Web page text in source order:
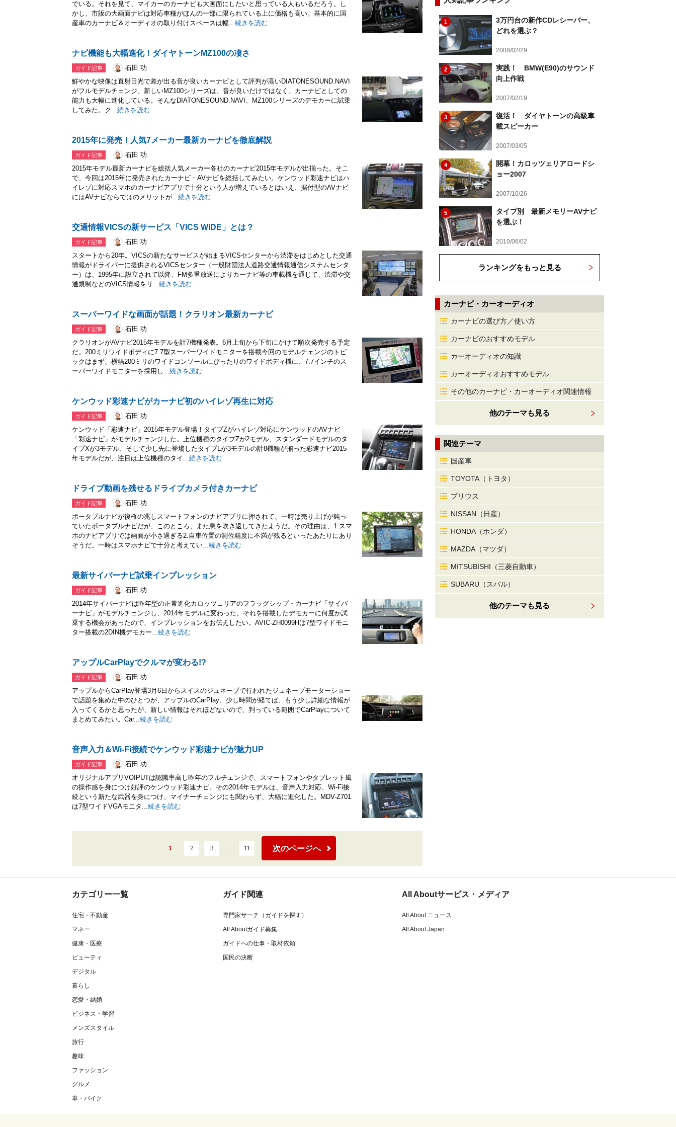
でいる。それを見て、マイカーのカーナビも大画面にしたいと思っている人もいるだろう。し
かし、市販の大画面ナビは対応車種がほんの一部に限られている上に価格も高い。基本的に国
産車のカーナビ＆オーディオの取り付けスペースは幅...続きを読む
ナビ機能も大幅進化！ダイヤトーンMZ100の凄さ
ガイド記事
石田 功
鮮やかな映像は直射日光で差が出る音が良いカーナビとして評判が高いDIATONESOUND.NAVI
がフルモデルチェンジ。新しいMZ100シリーズは、音が良いだけではなく、カーナビとしての
能力も大幅に進化している。そんなDIATONESOUND.NAVI、MZ100シリーズのデモカーに試乗
してみた。ク...続きを読む
2015年に発売！人気7メーカー最新カーナビを徹底解説
ガイド記事
石田 功
2015年モデル最新カーナビを総括人気メーカー各社のカーナビ2015年モデルが出揃った。そこ
で、今回は2015年に発売されたカーナビ・AVナビを総括してみたい。ケンウッド彩速ナビはハ
イレゾに対応スマホのカーナビアプリで十分という人が増えているとはいえ、据付型のAVナビ
にはAVナビならではのメリットが...続きを読む
交通情報VICSの新サービス「VICS WIDE」とは？
ガイド記事
石田 功
スタートから20年。VICSの新たなサービスが始まるVICSセンターから渋滞をはじめとした交通
情報がドライバーに提供されるVICSセンター（一般財団法人道路交通情報通信システムセンタ
ー）は、1995年に設立されて以降、FM多重放送によりカーナビ等の車載機を通じて、渋滞や交
通規制などのVICS情報をリ...続きを読む
スーパーワイドな画面が話題！クラリオン最新カーナビ
ガイド記事
石田 功
クラリオンがAVナビ2015年モデルを計7機種発表。6月上旬から下旬にかけて順次発売する予定
だ。200ミリワイドボディに7.7型スーパーワイドモニターを搭載今回のモデルチェンジのトピ
ックはまず、横幅200ミリのワイドコンソールにぴったりのワイドボディ機に、7.7インチのス
ーパーワイドモニターを採用し...続きを読む
ケンウッド彩速ナビがカーナビ初のハイレゾ再生に対応
ガイド記事
石田 功
ケンウッド「彩速ナビ」2015年モデル登場！タイプZがハイレゾ対応にケンウッドのAVナビ
「彩速ナビ」がモデルチェンジした。上位機種のタイプZが2モデル、スタンダードモデルのタ
イプXが3モデル、そして少し先に登場したタイプLが3モデルの計8機種が揃った彩速ナビ2015
年モデルだが、注目は上位機種のタイ...続きを読む
ドライブ動画を残せるドライブカメラ付きカーナビ
ガイド記事
石田 功
ポータブルナビが復権の兆しスマートフォンのナビアプリに押されて、一時は売り上げが鈍っ
ていたポータブルナビだが、このところ、また息を吹き返してきたようだ。その理由は、1.スマ
ホのナビアプリでは画面が小さ過ぎる2.自車位置の測位精度に不満が残るといったあたりにあり
そうだ。一時はスマホナビで十分と考えてい...続きを読む
最新サイバーナビ試乗インプレッション
ガイド記事
石田 功
2014年サイバーナビは昨年型の正常進化カロッツェリアのフラッグシップ・カーナビ「サイバ
ーナビ」がモデルチェンジし、2014年モデルに変わった。それを搭載したデモカーに何度か試
乗する機会があったので、インプレッションをお伝えしたい。AVIC-ZH0099Hは7型ワイドモニ
ター搭載の2DIN機デモカー...続きを読む
アップルCarPlayでクルマが変わる!?
ガイド記事
石田 功
アップルからCarPlay登場3月6日からスイスのジュネーブで行われたジュネーブモーターショー
で話題を集めた中のひとつが、アップルのCarPlay。少し時間が経てば、もう少し詳細な情報が
入ってくるかと思ったが、新しい情報はそれほどないので、判っている範囲でCarPlayについて
まとめてみたい。Car...続きを読む
音声入力＆Wi-Fi接続でケンウッド彩速ナビが魅力UP
ガイド記事
石田 功
オリジナルアプリVOIPUTは認識率高し昨年のフルチェンジで、スマートフォンやタブレット風
の操作感を身につけ好評のケンウッド彩速ナビ。その2014年モデルは、音声入力対応、Wi-Fi接
続という新たな武器を身につけ、マイナーチェンジにも関わらず、大幅に進化した。MDV-Z701
は7型ワイドVGAモニタ...続きを読む
1 2 3 … 11 次のページへ
1
3万円台の新作CDレシーバー、
どれを選ぶ？
2008/02/29
2
実践！ BMW(E90)のサウンド
向上作戦
2007/02/19
3
復活！ ダイヤトーンの高級車
載スピーカー
2007/03/05
4
開幕！カロッツェリアロードシ
ョー2007
2007/10/26
5
タイプ別 最新メモリーAVナビ
を選ぶ！
2010/06/02
ランキングをもっと見る
カーナビ・カーオーディオ
カーナビの選び方／使い方
カーナビのおすすめモデル
カーオーディオの知識
カーオーディオおすすめモデル
その他のカーナビ・カーオーディオ関連情報
他のテーマも見る
関連テーマ
国産車
TOYOTA（トヨタ）
プリウス
NISSAN（日産）
HONDA（ホンダ）
MAZDA（マツダ）
MITSUBISHI（三菱自動車）
SUBARU（スバル）
他のテーマも見る
カテゴリー一覧
住宅・不動産
マネー
健康・医療
ビューティ
デジタル
暮らし
恋愛・結婚
ビジネス・学習
メンズスタイル
旅行
趣味
ファッション
グルメ
車・バイク
ガイド関連
専門家サーチ（ガイドを探す）
All Aboutガイド募集
ガイドへの仕事・取材依頼
国民の決断
All Aboutサービス・メディア
All About ニュース
All About Japan